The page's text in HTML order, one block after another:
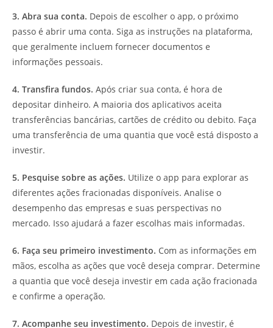
3. Abra sua conta. Depois de escolher o app, o próximo
passo é abrir uma conta. Siga as instruções na plataforma,
que geralmente incluem fornecer documentos e
informações pessoais.
4. Transfira fundos. Após criar sua conta, é hora de
depositar dinheiro. A maioria dos aplicativos aceita
transferências bancárias, cartões de crédito ou debito. Faça
uma transferência de uma quantia que você está disposto a
investir.
5. Pesquise sobre as ações. Utilize o app para explorar as
diferentes ações fracionadas disponíveis. Analise o
desempenho das empresas e suas perspectivas no
mercado. Isso ajudará a fazer escolhas mais informadas.
6. Faça seu primeiro investimento. Com as informações em
mãos, escolha as ações que você deseja comprar. Determine
a quantia que você deseja investir em cada ação fracionada
e confirme a operação.
7. Acompanhe seu investimento. Depois de investir, é